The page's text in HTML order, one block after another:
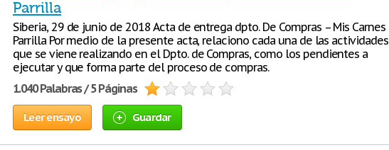
Parrilla
Siberia, 29 de junio de 2018 Acta de entrega dpto. De Compras – Mis Carnes
Parrilla Por medio de la presente acta, relaciono cada una de las actividades
que se viene realizando en el Dpto. de Compras, como los pendientes a
ejecutar y que forma parte del proceso de compras.
1.040 Palabras / 5 Páginas
Leer ensayo Guardar